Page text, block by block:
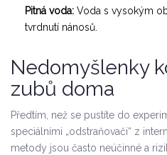
Pitná voda: Voda s vysokým
tvrdnutí nánosů.
Nedomyšlenky
zubů doma
Předtím, než se pustíte do
speciálními „odstraňovači“ z
metody jsou často neúčinné a